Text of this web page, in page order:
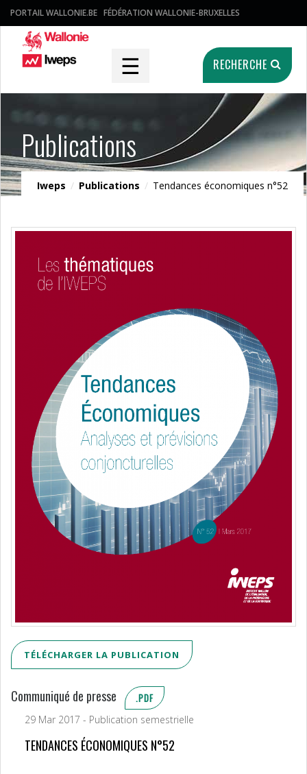
PORTAIL WALLONIE.BE FÉDÉRATION WALLONIE-BRUXELLES
☰ RECHERCHE
Publications
Iweps / Publications / Tendances économiques n°52
TÉLÉCHARGER LA PUBLICATION
Communiqué de presse .PDF
29 Mar 2017 - Publication semestrielle
TENDANCES ÉCONOMIQUES N°52